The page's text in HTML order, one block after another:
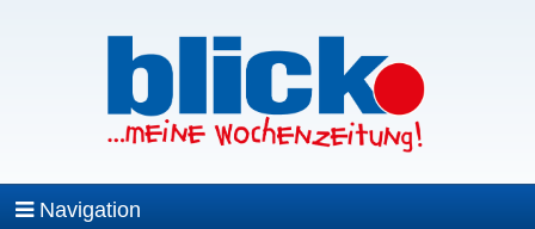
Navigation